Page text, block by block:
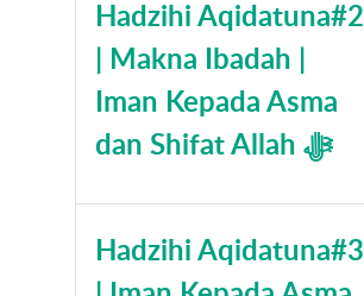
Hadzihi Aqidatuna#2
| Makna Ibadah |
Iman Kepada Asma
dan Shifat Allah ﷻ
Hadzihi Aqidatuna#3